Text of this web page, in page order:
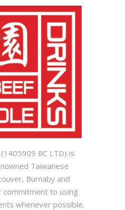
BC LTD) is
Taiwanese
Burnaby and
commitment to using
whenever possible,